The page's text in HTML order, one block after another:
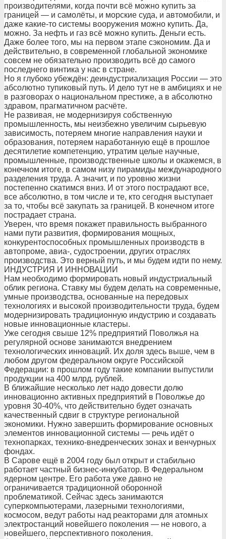
производителями, когда почти всё можно купить за
границей — и самолёты, и морские суда, и автомобили, и
даже какие-то системы вооружения можно купить. Да,
можно. За нефть и газ всё можно купить. Деньги есть.
Даже более того, мы на первом этапе сэкономим. Да и
действительно, в современной глобальной экономике
совсем не обязательно производить всё до самого
последнего винтика у нас в стране.
Но я глубоко убеждён: деиндустриализация России — это
абсолютно тупиковый путь. И дело тут не в амбициях и не
в разговорах о национальном престиже, а в абсолютно
здравом, прагматичном расчёте.
Не развивая, не модернизируя собственную
промышленность, мы неизбежно увеличим сырьевую
зависимость, потеряем многие направления науки и
образования, потеряем наработанную ещё в прошлое
десятилетие компетенцию, утратим целые научные,
промышленные, производственные школы и окажемся, в
конечном итоге, в самом низу пирамиды международного
разделения труда. А значит, и по уровню жизни
постепенно скатимся вниз. И от этого пострадают все,
все абсолютно, в том числе и те, кто сегодня выступает
за то, чтобы всё закупать за границей. В конечном итоге
пострадает страна.
Уверен, что время покажет правильность выбранного
нами пути развития, формирования мощных,
конкурентоспособных промышленных производств в
автопроме, авиа-, судостроении, других отраслях
производства. Это верный путь, и мы будем идти по нему.
ИНДУСТРИЯ И ИННОВАЦИИ
Нам необходимо формировать новый индустриальный
облик региона. Ставку мы будем делать на современные,
умные производства, основанные на передовых
технологиях и высокой производительности труда, будем
модернизировать традиционную индустрию и создавать
новые инновационные кластеры.
Уже сегодня свыше 12% предприятий Поволжья на
регулярной основе занимаются внедрением
технологических инноваций. Их доля здесь выше, чем в
любом другом федеральном округе Российской
Федерации: в прошлом году такие компании выпустили
продукции на 400 млрд. рублей.
В ближайшие несколько лет надо довести долю
инновационно активных предприятий в Поволжье до
уровня 30-40%, что действительно будет означать
качественный сдвиг в структуре региональной
экономики. Нужно завершить формирование основных
элементов инновационной системы — речь идёт о
технопарках, технико-внедренческих зонах и венчурных
фондах.
В Сарове ещё в 2004 году был открыт и стабильно
работает частный бизнес-инкубатор. В Федеральном
ядерном центре. Его работа уже давно не
ограничивается традиционной оборонной
проблематикой. Сейчас здесь занимаются
суперкомпьютерами, лазерными технологиями,
космосом, ведут работы над реакторами для атомных
электростанций новейшего поколения — не нового, а
новейшего, перспективного поколения.